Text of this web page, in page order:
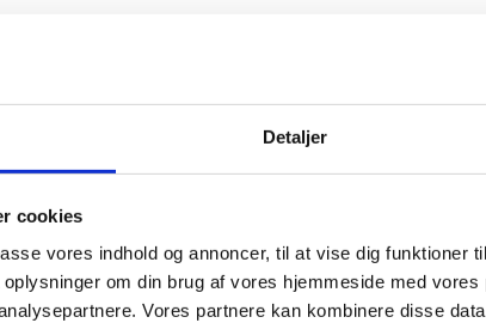
Detaljer
cookies
vores indhold og annoncer, til at vise dig funktioner
om din brug af vores hjemmeside med vores
Vores partnere kan kombinere disse
er
Det er skolen, der søger om støtte til dig. Du skal
derfor kontakte den SPS-ansvarlige på skolen,